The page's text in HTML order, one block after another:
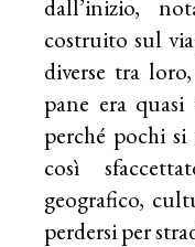
dall’inizio,
costruito sul
diverse tra
pane era
perché pochi
così
geografico,
perdersi per